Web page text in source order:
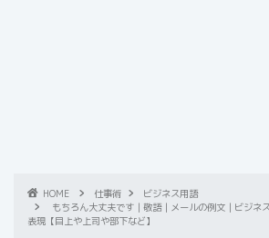
HOME 仕事術
ビジネス用語
もちろん大丈夫です｜敬語｜メールの例文｜ビジネ
表現【目上や上司や部下など】